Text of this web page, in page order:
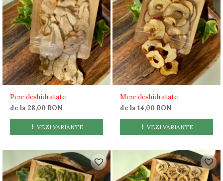
Pere deshidratate
de la 28,00 RON
VEZI VARIANTE
Mere deshidratate
de la 14,00 RON
VEZI VARIANTE